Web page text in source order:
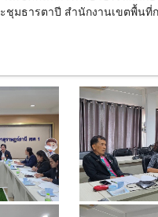
ชุมธารตาปี สำนักงานเขตพื้นที่